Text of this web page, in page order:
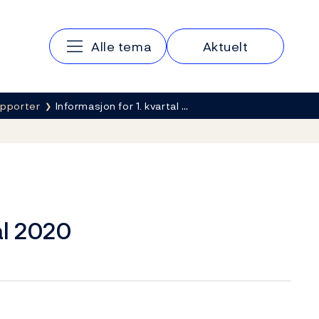
Hovedmeny
Alle tema Aktuelt
Informasjon for 1. kvartal …
2020